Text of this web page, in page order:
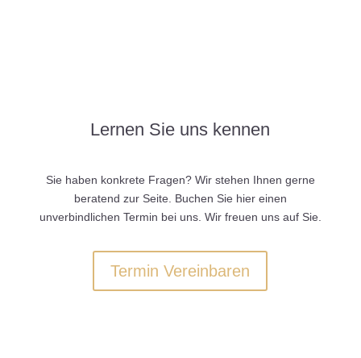
Lernen Sie uns kennen
Sie haben konkrete Fragen? Wir stehen Ihnen gerne
beratend zur Seite. Buchen Sie hier einen
unverbindlichen Termin bei uns. Wir freuen uns auf Sie.
Termin Vereinbaren